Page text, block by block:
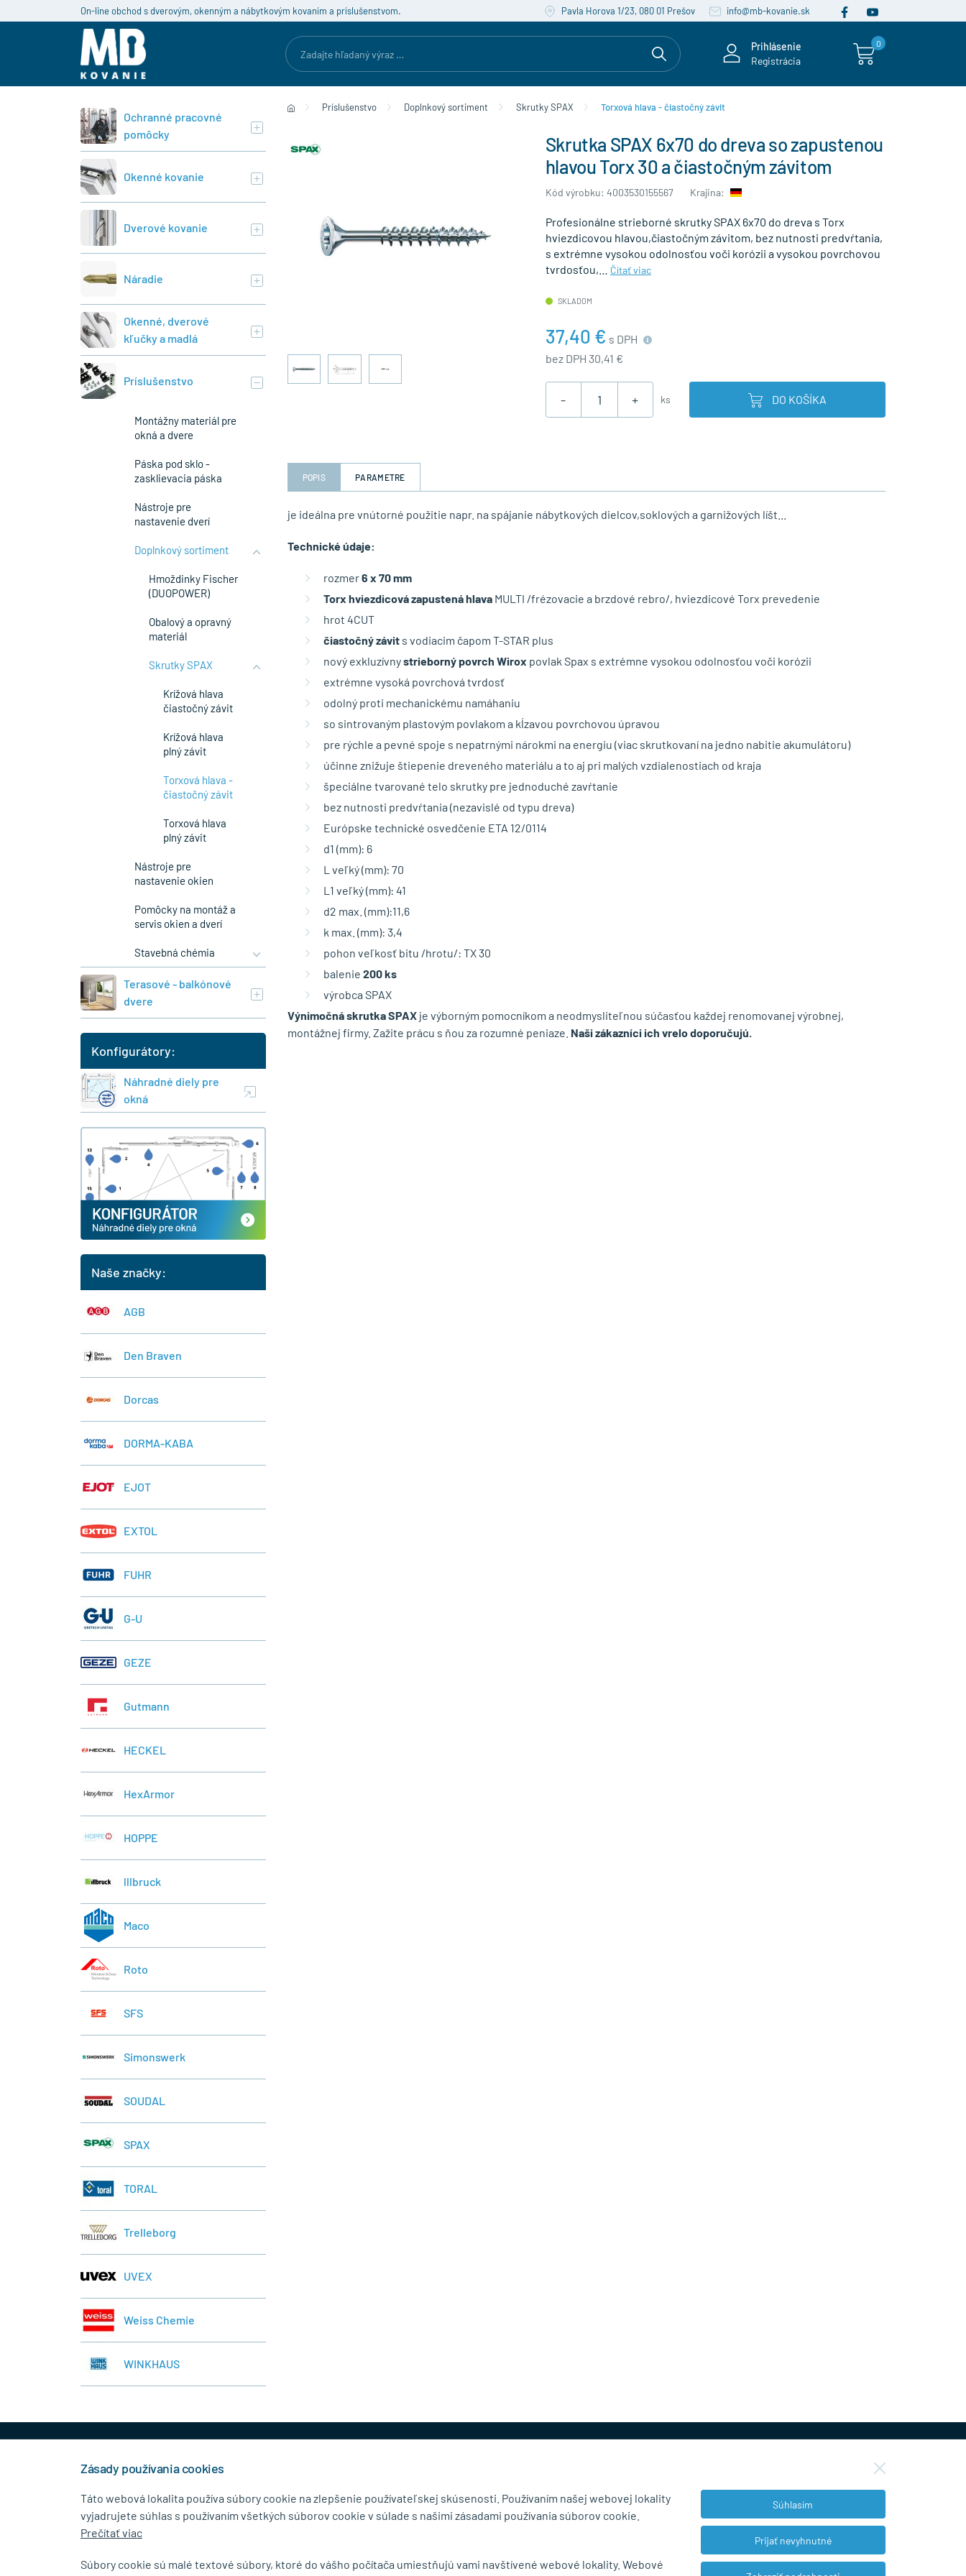
On-line obchod s dverovým, okenným a nábytkovým kovaním a príslušenstvom. Pavla Horova 1/23, 080 01 Prešov info@mb-kovanie.sk
Prihlásenie
Registrácia
0
Príslušenstvo Doplnkový sortiment Skrutky SPAX Torxová hlava - čiastočný závit
Skrutka SPAX 6x70 do dreva so zapustenou
hlavou Torx 30 a čiastočným závitom
Kód výrobku: 4003530155567 Krajina:
Profesionálne strieborné skrutky SPAX 6x70 do dreva s Torx
hviezdicovou hlavou,čiastočným závitom, bez nutnosti predvŕtania,
s extrémne vysokou odolnosťou voči korózii a vysokou povrchovou
tvrdosťou,…
Čítať viac
SKLADOM
37,40 € s DPH
bez DPH 30,41 €
- + ks DO KOŠÍKA
POPIS PARAMETRE
je ideálna pre vnútorné použitie napr. na spájanie nábytkových dielcov,soklových a garnižových líšt...
Technické údaje:
rozmer6 x 70 mm
Torx hviezdicová zapustená hlavaMULTI /frézovacie a brzdové rebro/, hviezdicové Torx prevedenie
hrot 4CUT
čiastočnýzávits vodiacim čapom T-STAR plus
nový exkluzívnystrieborný povrch Wirox povlak Spax s extrémne vysokou odolnosťou voči korózii
extrémne vysoká povrchová tvrdosť
odolný proti mechanickému namáhaniu
so sintrovaným plastovým povlakom a kĺzavou povrchovou úpravou
pre rýchle a pevné spoje s nepatrnými nárokmi na energiu (viac skrutkovaní na jedno nabitie akumulátoru)
účinne znižuje štiepenie dreveného materiálu a to aj pri malých vzdialenostiach od kraja
špeciálne tvarované telo skrutky pre jednoduché zavŕtanie
bez nutnosti predvŕtania (nezavislé od typu dreva)
Európske technické osvedčenie ETA 12/0114
d1 (mm): 6
L veľký (mm): 70
L1 veľký (mm): 41
d2 max. (mm):11,6
k max. (mm): 3,4
pohon veľkosť bitu /hrotu/: TX 30
balenie 200 ks
výrobca SPAX
Výnimočná skrutka SPAXje výborným pomocníkom a neodmysliteľnou súčasťou každej renomovanej výrobnej,
montážnej firmy. Zažite prácu s ňou za rozumné peniaze. Naši zákazníci ich vrelo doporučujú.
Ochranné pracovné
pomôcky
Okenné kovanie
Dverové kovanie
Náradie
Okenné, dverové
kľučky a madlá
Príslušenstvo
Montážny materiál pre
okná a dvere
Páska pod sklo -
zasklievacia páska
Nástroje pre
nastavenie dverí
Doplnkový sortiment
Hmoždinky Fischer
(DUOPOWER)
Obalový a opravný
materiál
Skrutky SPAX
Krížová hlava
čiastočný závit
Krížová hlava
plný závit
Torxová hlava -
čiastočný závit
Torxová hlava
plný závit
Nástroje pre
nastavenie okien
Pomôcky na montáž a
servis okien a dverí
Stavebná chémia
Terasové - balkónové
dvere
Konfigurátory:
Náhradné diely pre
okná
Naše značky:
AGB
Den Braven
Dorcas
DORMA-KABA
EJOT
EXTOL
FUHR
G-U
GEZE
Gutmann
HECKEL
HexArmor
HOPPE
lllbruck
Maco
Roto
SFS
Simonswerk
SOUDAL
SPAX
TORAL
Trelleborg
UVEX
Weiss Chemie
WINKHAUS
KONTAKTNÉ ÚDAJE
MB.Kovanie
O Spoločnosti
Doručenie a osobný odber
NEWSLETTER
Zásady používania cookies
Táto webová lokalita používa súbory cookie na zlepšenie používateľskej skúsenosti. Používaním našej webovej lokality
vyjadrujete súhlas s používaním všetkých súborov cookie v súlade s našimi zásadami používania súborov cookie.
Prečítať viac
Súbory cookie sú malé textové súbory, ktoré do vášho počítača umiestňujú vami navštívené webové lokality. Webové
Súhlasím
Prijať nevyhnutné